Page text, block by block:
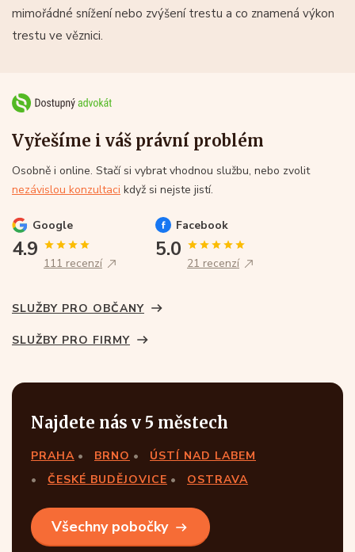
mimořádné snížení nebo zvýšení trestu a co znamená výkon
trestu ve věznici.
Vyřešíme i váš právní problém
Osobně i online. Stačí si vybrat vhodnou službu, nebo zvolit
nezávislou konzultaci když si nejste jistí.
Google
4.9
111 recenzí
Facebook
5.0
21 recenzí
SLUŽBY PRO OBČANY
SLUŽBY PRO FIRMY
Najdete nás v 5 městech
PRAHA BRNO
ÚSTÍ NAD LABEM
ČESKÉ BUDĚJOVICE
OSTRAVA
Všechny pobočky